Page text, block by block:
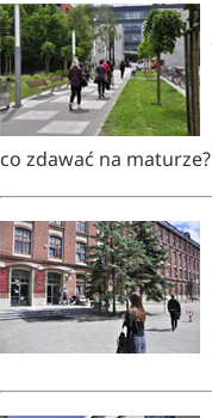
co zdawać na maturze?